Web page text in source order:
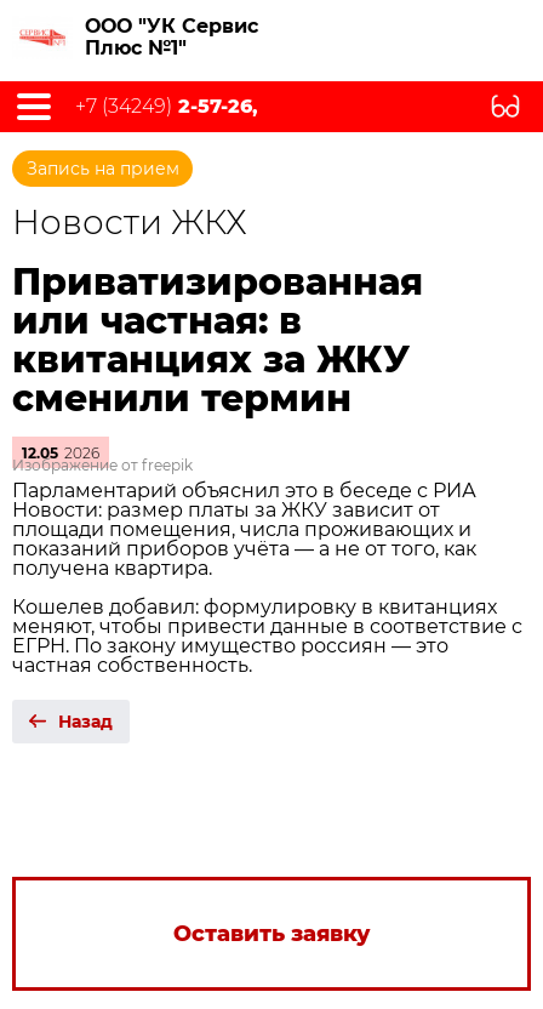
ООО "УК Сервис
Плюс №1"
+7 (34249) 2-57-26,
Запись на прием
Новости ЖКХ
Приватизированная
или частная: в
квитанциях за ЖКУ
сменили термин
12.05 2026
Изображение от freepik
Парламентарий объяснил это в беседе с РИА
Новости: размер платы за ЖКУ зависит от
площади помещения, числа проживающих и
показаний приборов учёта — а не от того, как
получена квартира.
Кошелев добавил: формулировку в квитанциях
меняют, чтобы привести данные в соответствие с
ЕГРН. По закону имущество россиян — это
частная собственность.
Назад
Оставить заявку